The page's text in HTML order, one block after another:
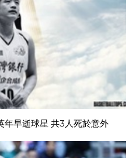
早逝球星 共3人死於意外